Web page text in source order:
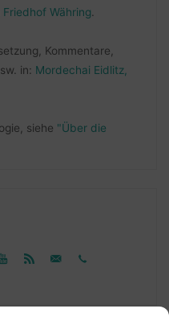
Währing
Kommentare,
in: Mordechai Eidlitz,
siehe "Über die